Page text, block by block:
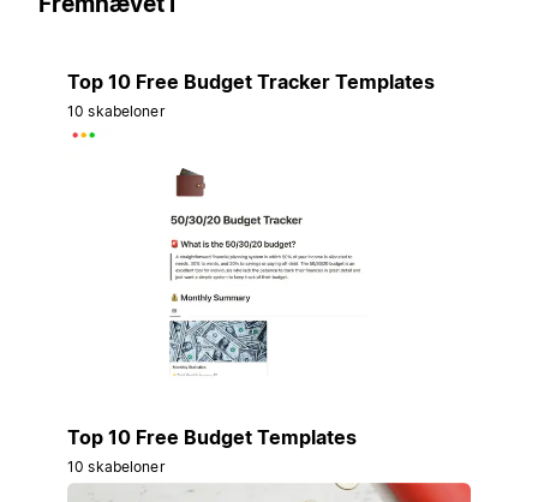
Top 10 Free Budget Tracker Templates
10 skabeloner
Top 10 Free Budget Templates
10 skabeloner